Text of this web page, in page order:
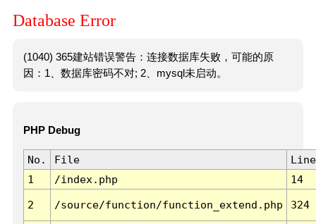
Database Error
(1040) 365建站错误警告：连接数据库失败，可能的原
因：1、数据库密码不对; 2、mysql未启动。
PHP Debug
No. File
Line
1
/index.php 14
2 /source/function/function_extend.php 324